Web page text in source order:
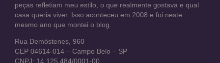
peças refletiam meu estilo, o que realmente gostava e qual
casa queria viver. Isso aconteceu em 2008 e foi neste
mesmo ano que montei o blog.
Rua Demóstenes, 960
CEP 04614-014 – Campo Belo – SP
CNPJ: 14.125.484/0001-00